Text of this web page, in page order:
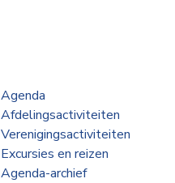
Agenda
Afdelingsactiviteiten
Verenigingsactiviteiten
Excursies en reizen
Agenda-archief